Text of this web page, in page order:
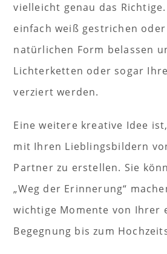
vielleicht genau das
einfach weiß gestrichen
natürlichen Form belassen
Lichterketten oder sogar
verziert werden.
Eine weitere kreative Idee
mit Ihren Lieblingsbildern
Partner zu erstellen. Sie
„Weg der Erinnerung“
wichtige Momente von Ihrer
Begegnung bis zum